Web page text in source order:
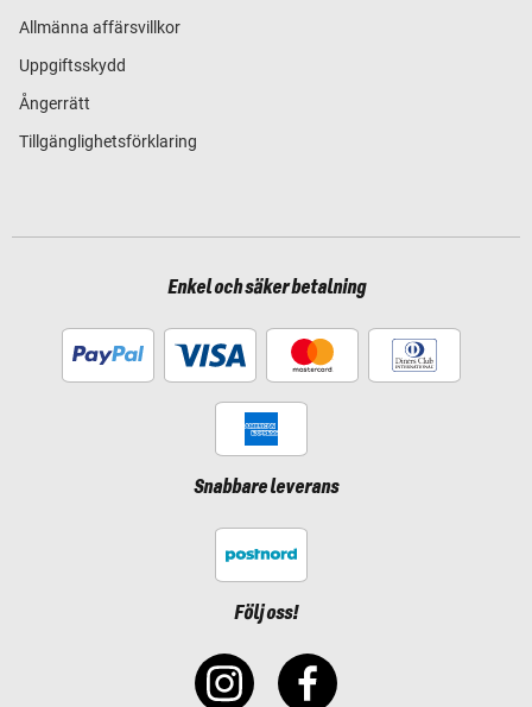
Allmänna affärsvillkor
Uppgiftsskydd
Ångerrätt
Tillgänglighetsförklaring
Enkel och säker betalning
Snabbare leverans
Följ oss!